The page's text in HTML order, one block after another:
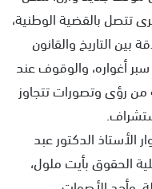
تتصل بالقضية الوطنية،
بين التاريخ والقانون
أغواره، والوقوف عند
من رؤى وتصورات تتجاوز
الدكتور عبد
الحقوق بأيت ملول،